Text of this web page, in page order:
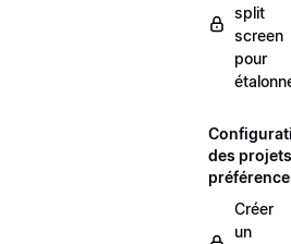
split
screen
pour
des
Créer
un